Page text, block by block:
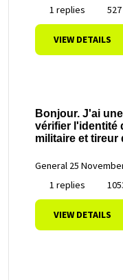
1 replies
VIEW DETAILS
Bonjour. J'ai
vérifier l'identité
militaire et tireur
General 25
1 replies
VIEW DETAILS